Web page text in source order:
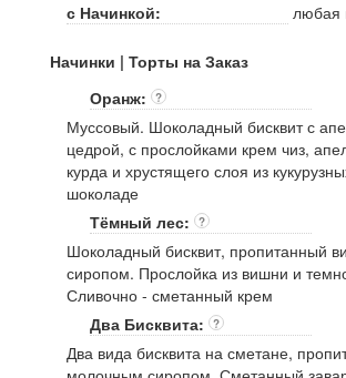
с Начинкой:
любая
Начинки | Торты на Заказ
Оранж:
?
Муссовый. Шоколадный бисквит с
цедрой, с прослойками крем чиз,
курда и хрустящего слоя из
шоколаде
Тёмный лес:
?
Шоколадный бисквит, пропитанный
сиропом. Прослойка из вишни и
Сливочно - сметанный крем
Два Бисквита:
?
Два вида бисквита на сметане,